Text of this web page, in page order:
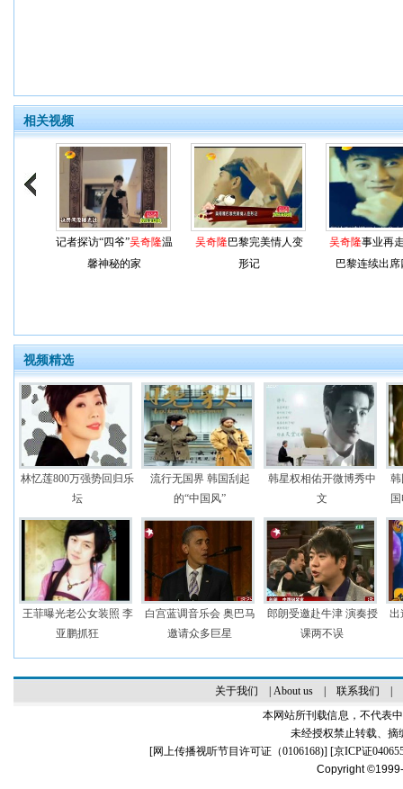
相关视频
记者探访“四爷”吴奇隆温
馨神秘的家
吴奇隆巴黎完美情人变
形记
吴奇隆事业再
巴黎连续出
视频精选
林忆莲800万强势回归乐
坛
流行无国界 韩国刮起
的“中国风”
韩星权相佑开微博秀中
文
王菲曝光老公女装照 李
亚鹏抓狂
白宫蓝调音乐会 奥巴马
邀请众多巨星
郎朗受邀赴牛津 演奏授
课两不误
出
关于我们 About us| 联系我们
本网站所刊载信息，不代表
未经授权禁止转载、摘
[网上传播视听节目许可证（0106168)] [京ICP证
Copyright